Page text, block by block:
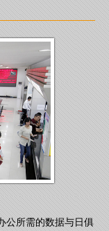
公所需的数据与日俱